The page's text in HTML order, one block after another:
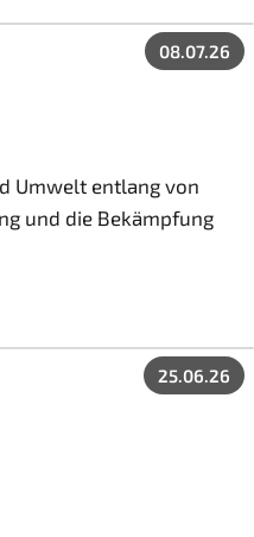
08.07.26
Umwelt entlang von
und die Bekämpfung
25.06.26